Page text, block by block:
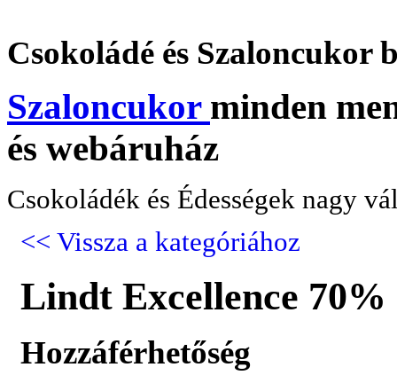
Csokoládé és Szaloncukor
Szaloncukor minden
és webáruház
Csokoládék és Édességek nagy
<< Vissza a kategóriához
Lindt Excellence
Hozzáférhetőség